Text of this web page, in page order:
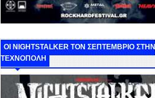
ΟΙ NIGHTSTALKER ΤΟΝ ΣΕΠΤΕΜΒΡΙΟ ΣΤΗΝ
ΤΕΧΝΟΠΟΛΗ